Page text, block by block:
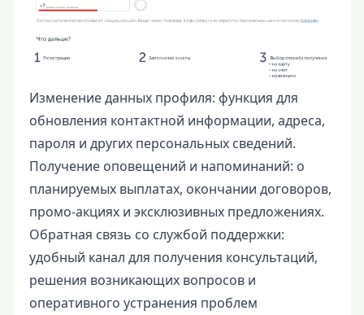
Изменение данных профиля: функция для
обновления контактной информации, адреса,
пароля и других персональных сведений.
Получение оповещений и напоминаний: о
планируемых выплатах, окончании договоров,
промо-акциях и эксклюзивных предложениях.
Обратная связь со службой поддержки:
удобный канал для получения консультаций,
решения возникающих вопросов и
оперативного устранения проблем